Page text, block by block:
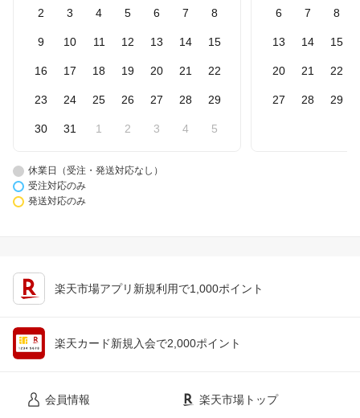
2 3 4 5 6 7 8
9 10 11 12 13 14 15
16 17 18 19 20 21 22
23 24 25 26 27 28 29
30 31 1 2 3 4 5
6 7 8
13 14 15
20 21 22
27 28 29
休業日（受注・発送対応なし）
受注対応のみ
発送対応のみ
楽天市場アプリ新規利用で1,000ポイント
楽天カード新規入会で2,000ポイント
会員情報 楽天市場トップ